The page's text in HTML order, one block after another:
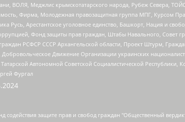
ВОЛЯ, Меджлис крымскотатарского народа, Рубеж Севера,
Фирма, Молодежная правозащитная группа МПГ, Курсом
Русь, Арестантское уголовное единство, Башкорт, Нация и
Фонд защиты прав граждан, Штабы Навального, Совет
РСФСР СССР Архангельской области, Проект Штурм,
Движение Организации украинских
Автономной Советской Социалистической Республики,
Фургал
Витальевна, Маняхин Петр Борисович, Чуракова Ольга Владимировна, Ярош Юлия Петровна, Юридическое лицо "The Insider SIA", зарегистрированное в Риге, Латвийская Республика (дата регистрации 26.06.2015), являющееся администратором доменного имени интернет-издания "The Insider SIA", https://theins.ru, Постернак Алексей Евгеньевич, Рубин Михаил Аркадьевич, Анин Роман Александрович, Юридическое лицо Istories fonds, зарегистрированное в Латвийской Республике (регистрационный номер 50008295751, дата регистрации 24.02.2020), Великовский Дмитрий Александрович, Долинина Ирина Николаевна, Мароховская Алеся Алексеевна, Шлейнов Роман Юрьевич, Шмагун Олеся Валентиновна, Общество с ограниченной ответственностью "Альтаир 2021", Общество с ограниченной ответственностью "Вега 2021", Общество с ограниченной ответственностью "Главный редактор 2021", Общество с ограниченной ответственностью "Ромашки монолит", Важенков Артем Валерьевич, Ивановская областная общественная организация "Центр гендерных исследований", Гурман Юрий Альбертович, Медиапроект "ОВД-Инфо", Егоров Владимир Владимирович, Жилинский Владимир Александрович, Общество с ограниченной ответственностью "ЗП", Иванова София Юрьевна, Карезина Инна Павловна, Кильтау Екатерина Викторовна, Петров Алексей Викторович, Пискунов Сергей Евгеньевич, Смирнов Сергей Сергеевич, Тихонов Михаил Сергеевич, Общество с ограниченной ответственностью "ЖУРНАЛИСТ-ИНОСТРАННЫЙ АГЕНТ", Арапова Галина Юрьевна, Вольтская Татьяна Анатольевна, Американская компания "Mason G.E.S. Anonymous Foundation" (США), являющаяся владельцем интернет-издания https://mnews.world/, Компания "Stichting Bellingcat", зарегистрированная в Нидерландах (дата регистрации 11.07.2018), Захаров Андрей Вячеславович, Клепиковская Екатерина Дмитриевна, Общество с ограниченной ответственностью "МЕМО", Перл Роман Александрович, Симонов Евгений Алексеевич, Соловьева Елена Анатольевна, Сотников Даниил Владимирович, Сурначева Елизавета Дмитриевна, Автономная некоммерческая организация по защите прав человека и информированию населения "Якутия – Наше Мнение", Общество с ограниченной ответственностью "Москоу диджитал медиа", с 26.01.2023 Общество с ограниченной ответственностью "Чайка Белые сады", Ветошкина Валерия Валерьевна, Заговора Максим Александрович, Межрегиональное общественное движение "Российская ЛГБТ - сеть", Оленичев Максим Владимирович, Павлов Иван Юрьевич, Скворцова Елена Сергеевна, Общество с ограниченной ответственностью "Как бы инагент", Кочетков Игорь Викторович, Общество с ограниченной ответственностью "Честные выборы", Еланчик Олег Александрович, Общество с ограниченной ответственностью "Нобелевский призыв", Гималова Регина Эмилевна, Григорьев Андрей Валерьевич, Григорьева Алина Александровна, Ассоциация по содействию защите прав призывников,